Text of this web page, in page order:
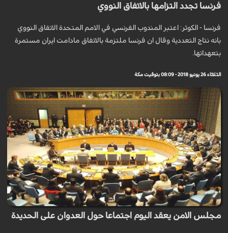
فرنسا تجدد التزامها بالاتفاق النووي
فرنسا - الکوثر: اعتبر المندوب الفرنسي في الامم المتحدة الاتفاق النووي
بانه نتاج التعددية وقال ان فرنسا ملتزمة بالاتفاق مادامت ايران مستمرة
بتعهداتها.
الثلاثاء 26 يونيو 2018 - 08:09 بتوقيت مكة
مجلس الامن يعقد اليوم اجتماعا حول العدوان على الحديدة